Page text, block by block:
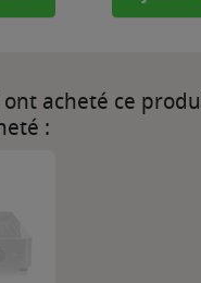
ont acheté ce
: